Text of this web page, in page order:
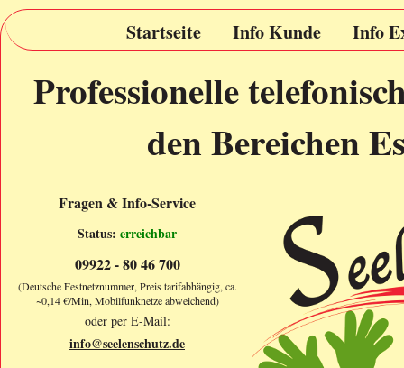
Startseite Info Kunde Info
Professionelle
den Bereichen
Fragen & Info-Service
Status: erreichbar
09922 - 80 46 700
(Deutsche Festnetznummer, Preis tarifabhängig, ca.
~0,14 €/Min, Mobilfunknetze abweichend)
oder per E-Mail:
info@seelenschutz.de